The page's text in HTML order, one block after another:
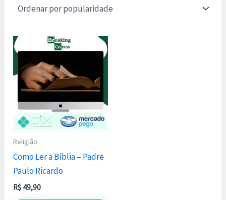
Religião
Como Ler a Bíblia – Padre
Paulo Ricardo
R$ 49,90